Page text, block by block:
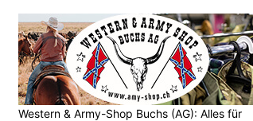
Western & Army-Shop Buchs (AG): Alles für